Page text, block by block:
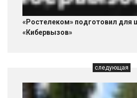
«Ростелеком» подготовил для
«Кибервызов»
следующая